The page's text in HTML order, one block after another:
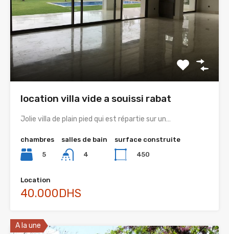
location villa vide a souissi rabat
Jolie villa de plain pied qui est répartie sur un…
chambres
5
salles de bain
4
surface construite
450
Location
40.000DHS
A la une